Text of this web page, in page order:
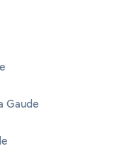
Gaude